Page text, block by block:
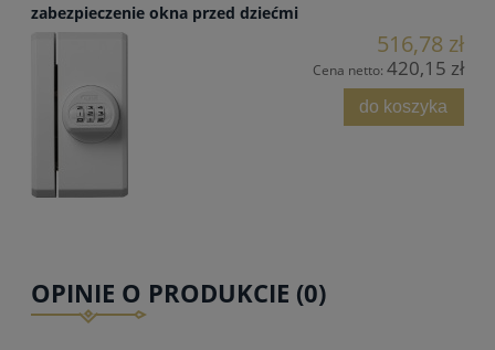
zabezpieczenie okna przed dziećmi
516,78 zł
Cena netto: 420,15 zł
do koszyka
OPINIE O PRODUKCIE (0)